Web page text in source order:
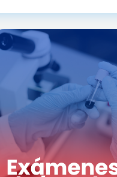
Nuestras
tenemos
diversos
garantizarte
un chequeo
exámenes como:
Pruebas de embarazo,
de Tiroides,
Análisis de Orina, Panel